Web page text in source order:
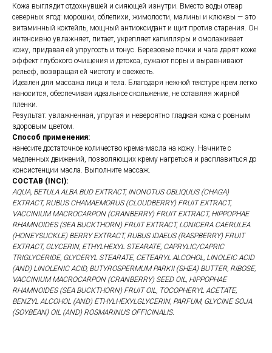
Кожа выглядит отдохнувшей и сияющей изнутри. Вместо воды отвар
северных ягод: морошки, облепихи, жимолости, малины и клюквы — это
витаминный коктейль, мощный антиоксидант и щит против старения. Он
интенсивно увлажняет, питает, укрепляет капилляры и омолаживает
кожу, придавая ей упругость и тонус. Березовые почки и чага дарят коже
эффект глубокого очищения и детокса, сужают поры и выравнивают
рельеф, возвращая ей чистоту и свежесть.
Идеален для массажа лица и тела. Благодаря нежной текстуре крем легко
наносится, обеспечивая идеальное скольжение, не оставляя жирной
пленки.
Результат: увлажненная, упругая и невероятно гладкая кожа с ровным
здоровым цветом.
Способ применения:
нанесите достаточное количество крема-масла на кожу. Начните с
медленных движений, позволяющих крему нагреться и расплавиться до
консистенции масла. Выполните массаж.
СОСТАВ (INCI):
AQUA, BETULA ALBA BUD EXTRACT, INONOTUS OBLIQUUS (CHAGA)
EXTRACT, RUBUS CHAMAEMORUS (CLOUDBERRY) FRUIT EXTRACT,
VACCINIUM MACROCARPON (CRANBERRY) FRUIT EXTRACT, HIPPOPHAE
RHAMNOIDES (SEA BUCKTHORN) FRUIT EXTRACT, LONICERA CAERULEA
(HONEYSUCKLE) BERRY EXTRACT, RUBUS IDAEUS (RASPBERRY) FRUIT
EXTRACT, GLYCERIN, ETHYLHEXYL STEARATE, CAPRYLIC/CAPRIC
TRIGLYCERIDE, GLYCERYL STEARATE, CETEARYL ALCOHOL, LINOLEIC ACID
(AND) LINOLENIC ACID, BUTYROSPERMUM PARKII (SHEA) BUTTER, RIBOSE,
VACCINIUM MACROCARPON (CRANBERRY) SEED OIL, HIPPOPHAE
RHAMNOIDES (SEA BUCKTHORN) FRUIT OIL, TOCOPHERYL ACETATE,
BENZYL ALCOHOL (AND) ETHYLHEXYLGLYCERIN, PARFUM, GLYCINE SOJA
(SOYBEAN) OIL (AND) ROSMARINUS OFFICINALIS.